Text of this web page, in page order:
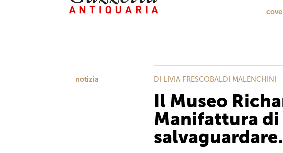
notizia DI LIVIA FRESCOBALDI MALENCHINI
Il Museo
Manifattura
salvaguardare.